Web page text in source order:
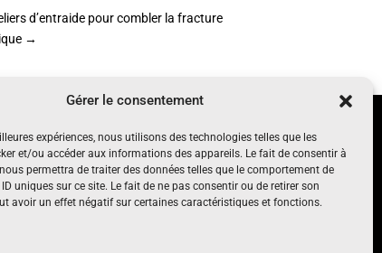
Gérer le consentement
expériences, nous utilisons des technologies telles que les
et/ou accéder aux informations des appareils. Le fait de consentir à
permettra de traiter des données telles que le comportement de
uniques sur ce site. Le fait de ne pas consentir ou de retirer son
avoir un effet négatif sur certaines caractéristiques et fonctions.
d’entraide pour combler la fracture
→
gratuit